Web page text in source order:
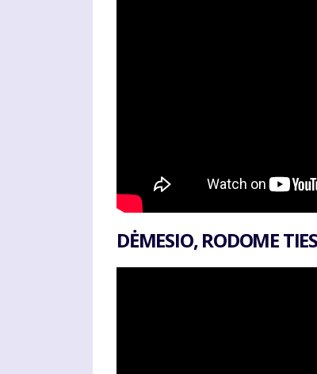
DĖMESIO, RODOME